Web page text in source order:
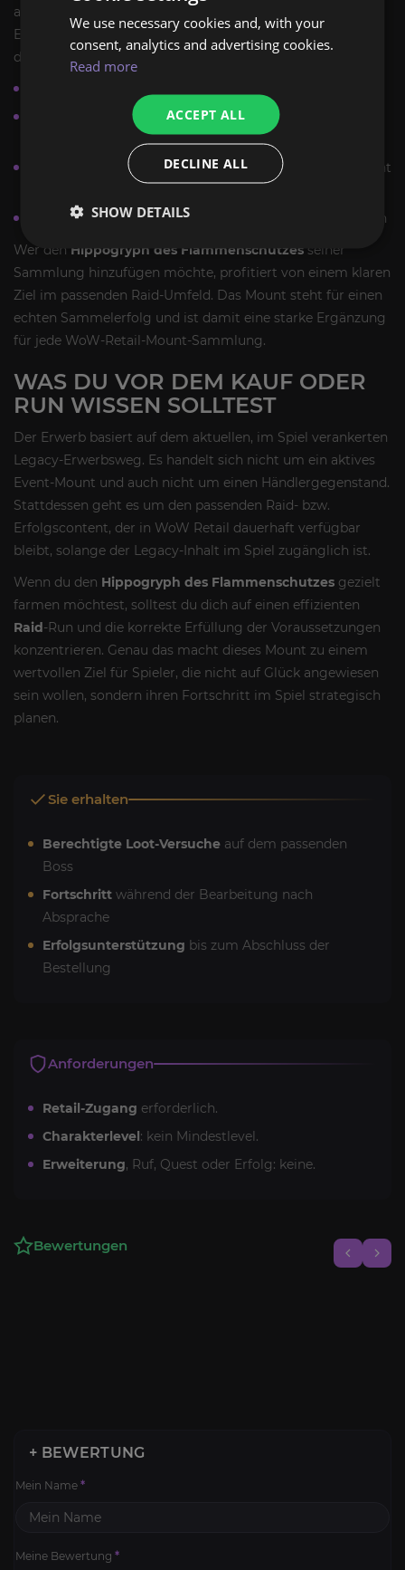
abhaken und ihre Mount-Sammlung mit einem sichtbaren
Erfolgsobjekt erweitern möchten. Besonders sinnvoll ist
der Farmweg für:
Retail-Spieler mit Fokus aufMount Farm
Charaktere, die Legacy-Raid-Content schnell und effizient
Spieler, die selteneReittiere
mit hohem Prestige suchen
Wer den Hippogryph des Flammenschutzes seiner
Sammlung hinzufügen möchte, profitiert von einem klaren
Ziel im passenden Raid-Umfeld. Das Mount steht für einen
echten Sammelerfolg und ist damit eine starke Ergänzung
für jede WoW-Retail-Mount-Sammlung.
WAS DU VOR DEM KAUF ODER
RUN WISSEN SOLLTEST
Der Erwerb basiert auf dem aktuellen, im Spiel verankerten
Legacy-Erwerbsweg. Es handelt sich nicht um ein aktives
Event-Mount und auch nicht um einen Händlergegenstand.
Stattdessen geht es um den passenden Raid- bzw.
Erfolgscontent, der in WoW Retail dauerhaft verfügbar
bleibt, solange der Legacy-Inhalt im Spiel zugänglich ist.
Wenn du den Hippogryph des Flammenschutzes gezielt
farmen möchtest, solltest du dich auf einen effizienten
Raid-Run und die korrekte Erfüllung der Voraussetzungen
konzentrieren. Genau das macht dieses Mount zu einem
wertvollen Ziel für Spieler, die nicht auf Glück angewiesen
sein wollen, sondern ihren Fortschritt im Spiel strategisch
planen.
Sie erhalten
Berechtigte Loot-Versuche auf dem passenden
Boss
Fortschritt während der Bearbeitung nach
Absprache
Erfolgsunterstützung bis zum Abschluss der
Bestellung
Anforderungen
Retail-Zugang erforderlich.
Charakterlevel: kein Mindestlevel.
Erweiterung, Ruf, Quest oder Erfolg: keine.
Bewertungen
+ BEWERTUNG
Mein Name *
Meine Bewertung *
We use necessary cookies and, with your
consent, analytics and advertising cookies.
Read more
ACCEPT ALL
DECLINE ALL
SHOW DETAILS